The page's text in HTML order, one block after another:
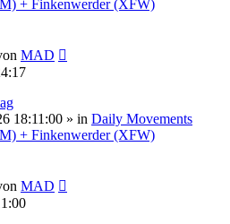
+ Finkenwerder (XFW)
MAD
18:11:00 » in Daily Movements
+ Finkenwerder (XFW)
MAD